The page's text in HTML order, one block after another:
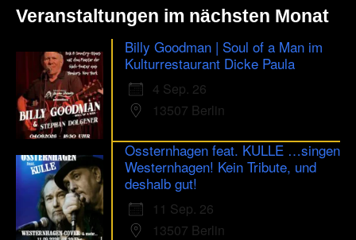
Veranstaltungen im nächsten Monat
Billy Goodman | Soul of a Man im
Kulturrestaurant Dicke Paula
4 Sep. 26
13507 Berlin
Ossternhagen feat. KULLE …singen
Westernhagen! Kein Tribute, und
deshalb gut!
11 Sep. 26
13507 Berlin